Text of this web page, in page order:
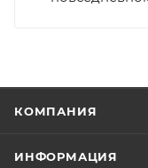
КОМПАНИЯ
ИНФОРМАЦИЯ